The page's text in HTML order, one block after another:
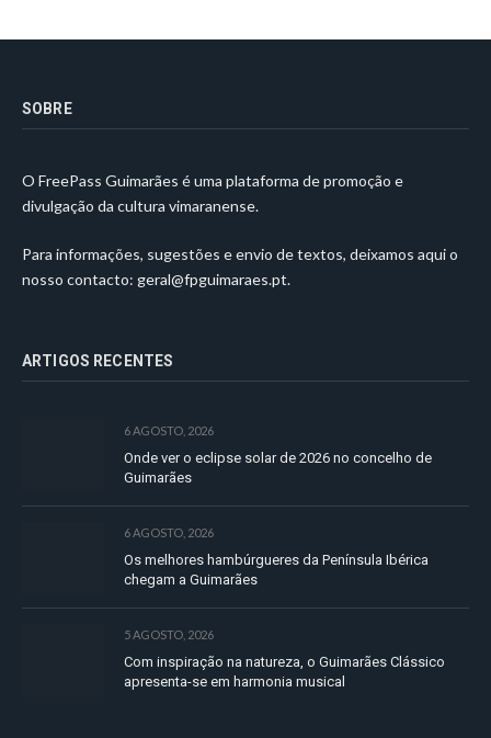
SOBRE
O FreePass Guimarães é uma plataforma de promoção e
divulgação da cultura vimaranense.
Para informações, sugestões e envio de textos, deixamos aqui o
nosso contacto: geral@fpguimaraes.pt.
ARTIGOS RECENTES
6 AGOSTO, 2026
Onde ver o eclipse solar de 2026 no concelho de
Guimarães
6 AGOSTO, 2026
Os melhores hambúrgueres da Península Ibérica
chegam a Guimarães
5 AGOSTO, 2026
Com inspiração na natureza, o Guimarães Clássico
apresenta-se em harmonia musical